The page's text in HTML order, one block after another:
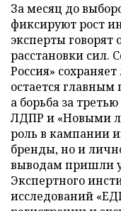
За месяц до
фиксируют рост
эксперты
расстановки сил.
Россия»
остается главным
а борьба за
ЛДПР и «Новыми
роль в кампании
бренды, но и
выводам пришли
Экспертного
исследований